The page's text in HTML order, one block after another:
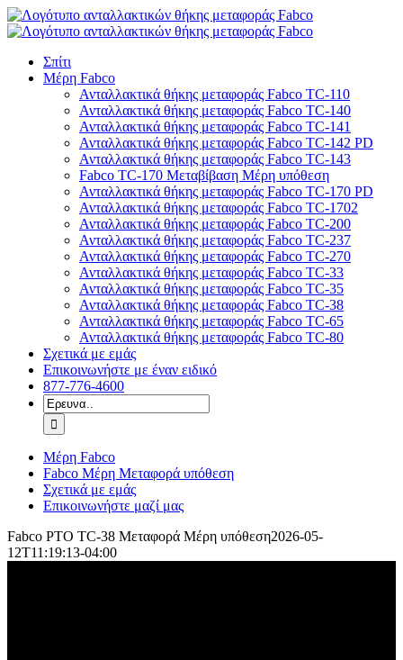
Μετάβαση
στο
Σπίτι
Μέρη Fabco
Ανταλλακτικά θήκης μεταφοράς Fabco TC-110
Ανταλλακτικά θήκης μεταφοράς Fabco TC-140
Ανταλλακτικά θήκης μεταφοράς Fabco TC-141
Ανταλλακτικά θήκης μεταφοράς Fabco TC-142 PD
Ανταλλακτικά θήκης μεταφοράς Fabco TC-143
Fabco TC-170 Μεταβίβαση Μέρη υπόθεση
Ανταλλακτικά θήκης μεταφοράς Fabco TC-170 PD
Ανταλλακτικά θήκης μεταφοράς Fabco TC-1702
Ανταλλακτικά θήκης μεταφοράς Fabco TC-200
Ανταλλακτικά θήκης μεταφοράς Fabco TC-237
Ανταλλακτικά θήκης μεταφοράς Fabco TC-270
Ανταλλακτικά θήκης μεταφοράς Fabco TC-33
Ανταλλακτικά θήκης μεταφοράς Fabco TC-35
Ανταλλακτικά θήκης μεταφοράς Fabco TC-38
Ανταλλακτικά θήκης μεταφοράς Fabco TC-65
Ανταλλακτικά θήκης μεταφοράς Fabco TC-80
Σχετικά με εμάς
Επικοινωνήστε με έναν ειδικό
877-776-4600
Αναζήτηση
για:
Μέρη Fabco
Fabco Μέρη Μεταφορά υπόθεση
Σχετικά με εμάς
Επικοινωνήστε μαζί μας
Fabco PTO TC-38 Μεταφορά Μέρη υπόθεση2026-05-
12Τ11:19:13-04:00